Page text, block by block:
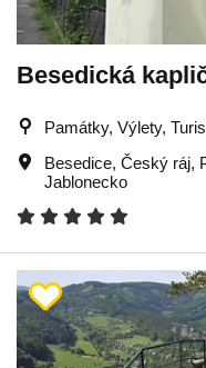
Besedická
Památky, Výlety,
Besedice, Český ráj,
Jablonecko